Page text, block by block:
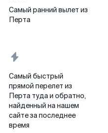
Самый ранний вылет из
Перта
Самый быстрый
прямой перелет из
Перта туда и обратно,
найденный на нашем
сайте за последнее
время